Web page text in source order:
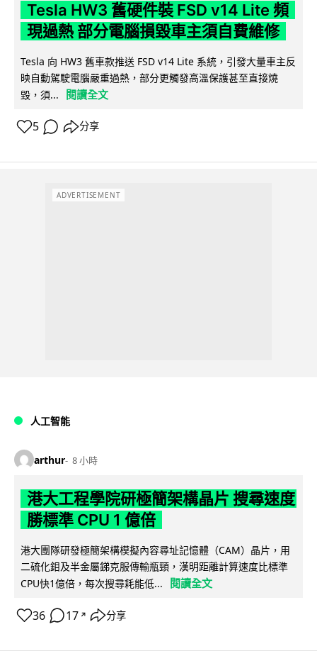
Tesla HW3 舊硬件裝 FSD v14 Lite 頻
現過熱 部分電腦損毀車主須自費維修
Tesla 向 HW3 舊車款推送 FSD v14 Lite 系統，引發大量車主反
映自動駕駛電腦嚴重過熱，部分更觸發高溫保護甚至直接燒
毀，須...
閱讀全文
5 分享
ADVERTISEMENT
人工智能
arthur 8 小時
港大工程學院研極簡架構晶片 搜尋速度
勝標準 CPU 1 億倍
港大團隊研發極簡架構模擬內容尋址記憶體（CAM）晶片，用
二硫化鉬及半金屬銻克服傳輸瓶頸，漢明距離計算速度比標準
CPU快1億倍，每次搜尋耗能低...
閱讀全文
36 17 ↗ 分享